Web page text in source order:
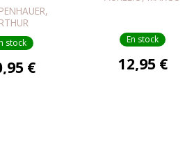
stock
€
En stock
12,95 €